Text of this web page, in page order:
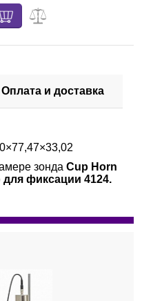
Оплата и доставка
зонда Cup Horn
для фиксации 4124.